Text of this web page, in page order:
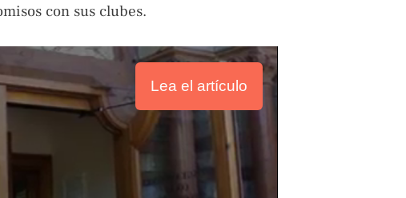
con sus clubes.
Lea el artículo